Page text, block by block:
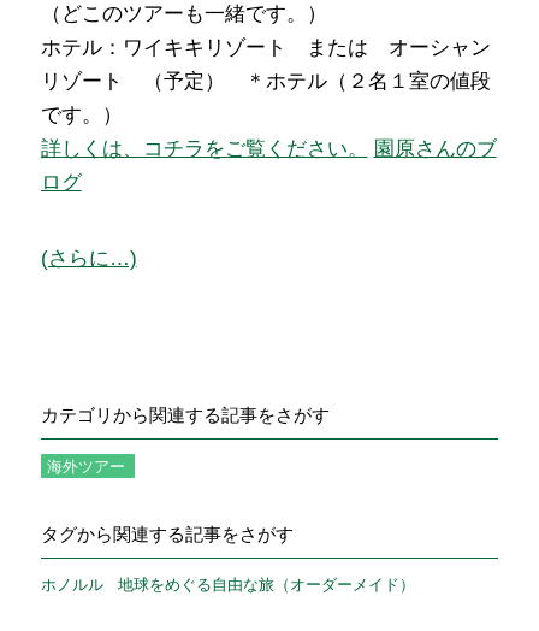
（どこのツアーも一緒です。）
ホテル：ワイキキリゾート または オーシャン
リゾート （予定） ＊ホテル（２名１室の値段
です。）
詳しくは、コチラをご覧ください。
園原さんのブ
ログ
(さらに…)
カテゴリから関連する記事をさがす
海外ツアー
タグから関連する記事をさがす
ホノルル 地球をめぐる自由な旅（オーダーメイド）